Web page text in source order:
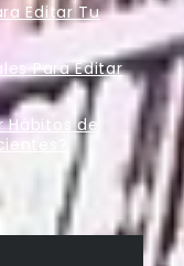
Editar Tu
Para Editar
Hábitos de